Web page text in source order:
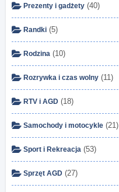
Prezenty i gadżety (40)
Randki (5)
Rodzina (10)
Rozrywka i czas wolny (11)
RTV i AGD (18)
Samochody i motocykle (21)
Sport i Rekreacja (53)
Sprzęt AGD (27)